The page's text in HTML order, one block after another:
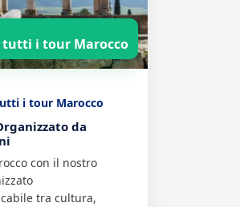
tutti i tour Marocco
i tour Marocco
da
con il nostro
tra cultura,